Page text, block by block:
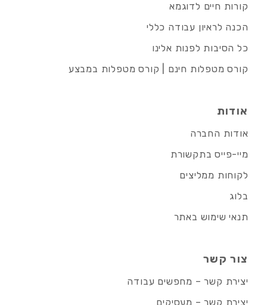
קורות חיים לדוגמא
הכנה לראיון עבודה כללי
כל הסיבות לפנות אלינו
קורס מטפלות חינם | קורס מטפלות במבצע
אודות
אודות החברה
מיי-פייס בתקשורת
לקוחות ממליצים
בלוג
תנאי שימוש באתר
צור קשר
יצירת קשר – מחפשים עבודה
יצירת קשר – מעסיקים